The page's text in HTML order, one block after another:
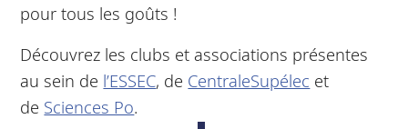
pour tous les goûts !
Découvrez les clubs et associations présentes
au sein de l’ESSEC, de CentraleSupélec et
de Sciences Po.